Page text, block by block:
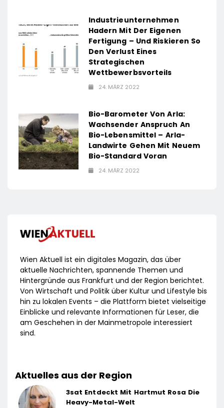
Industrieunternehmen
Hadern Mit Der Eigenen
Fertigung – Und Riskieren So
Den Verlust Eines
Strategischen
Wettbewerbsvorteils
24. MÄRZ 2022
Bio-Barometer Von Arla:
Wachsender Anspruch An
Bio-Lebensmittel – Arla-
Landwirte Gehen Mit Neuem
Bio-Standard Voran
24. MÄRZ 2022
Wien Aktuell ist ein digitales Magazin, das über
aktuelle Nachrichten, spannende Themen und
Hintergründe aus Frankfurt und der Region berichtet.
Von Wirtschaft und Politik über Kultur und Lifestyle bis
hin zu lokalen Events – die Plattform bietet vielseitige
Einblicke und relevante Informationen für Leser, die
am Geschehen in der Mainmetropole interessiert
sind.
Aktuelles aus der Region
3sat Entdeckt Mit Hartmut Rosa Die
Heavy-Metal-Welt